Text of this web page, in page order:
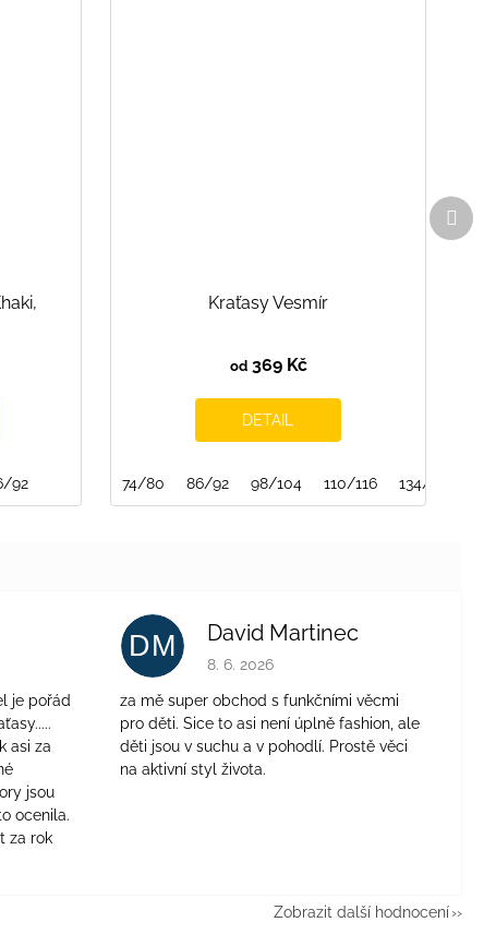
92
Kraťasy Vesmír
od369 Kč
DETAIL
74/80 86/92 98/104 110/116 134/140
4 z 5 hvězdiček.
je pořád
asi za
jsou
ocenila.
za rok
DM David Martinec
Hodnocení obchodu je 5 z 5 hvězdiček.
8. 6. 2026
za mě super obchod s funkčními věcmi
pro děti. Sice to asi není úplně fashion, ale
děti jsou v suchu a v pohodlí. Prostě věci
na aktivní styl života.
Zobrazit další hodnocení